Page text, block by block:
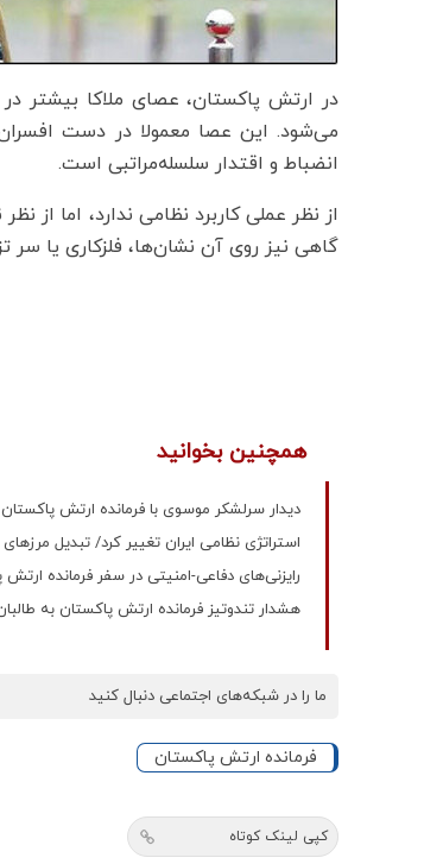
در ارتش پاکستان، عصای ملاکا بیشتر
می‌شود. این عصا معمولا در دست افسران
انضباط و اقتدار سلسله‌مراتبی است.
از نظر عملی کاربرد نظامی ندارد، اما
گاهی نیز روی آن نشان‌ها، فلزکاری یا
همچنین بخوانید
دیدار سرلشکر موسوی با فرمانده ارتش پاکستان
استراتژی نظامی ایران تغییر کرد/ تبدیل
رایزنی‌های دفاعی-امنیتی در سفر فرمانده ارتش
هشدار تندوتیز فرمانده ارتش پاکستان به
ما را در شبکه‌های اجتماعی دنبال کنید
فرمانده ارتش پاکستان
کپی لینک کوتاه